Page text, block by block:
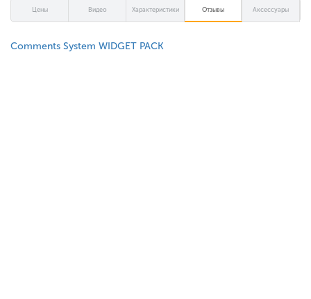
Цены Видео Характеристики Отзывы Аксессуары
Comments System WIDGET PACK